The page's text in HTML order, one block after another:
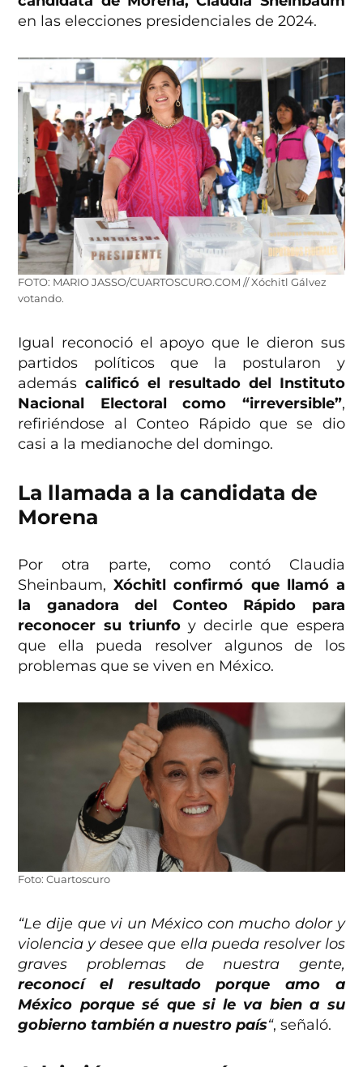
en las elecciones presidenciales de 2024.
FOTO: MARIO JASSO/CUARTOSCURO.COM // Xóchitl Gálvez
votando.
Igual reconoció el apoyo que le dieron sus
partidos políticos que la postularon y
ademáscalificó el resultado del Instituto
Nacional Electoral como “irreversible”,
refiriéndose al Conteo Rápido que se dio
casi a la medianoche del domingo.
La llamada a la candidata de
Morena
Por otra parte, como contó Claudia
Sheinbaum,Xóchitl confirmó que llamó a
la ganadora del Conteo Rápido para
reconocer su triunfoy decirle que espera
que ella pueda resolver algunos de los
problemas que se viven en México.
Foto: Cuartoscuro
“Le dije que vi un México con mucho dolor y
violencia y desee que ella pueda resolver los
graves problemas de nuestra gente,
reconocí el resultado porque amo a
México porque sé que si le va bien a su
gobierno también a nuestro país“, señaló.